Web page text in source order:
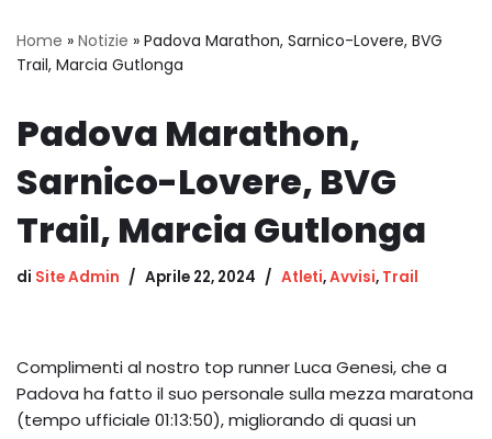
Home » Notizie » Padova Marathon, Sarnico-Lovere, BVG
Trail, Marcia Gutlonga
Padova Marathon,
Sarnico-Lovere, BVG
Trail, Marcia Gutlonga
di Site Admin Aprile 22, 2024 Atleti,Avvisi, Trail
Complimenti al nostro top runner Luca Genesi, che a
Padova ha fatto il suo personale sulla mezza maratona
(tempo ufficiale 01:13:50), migliorando di quasi un